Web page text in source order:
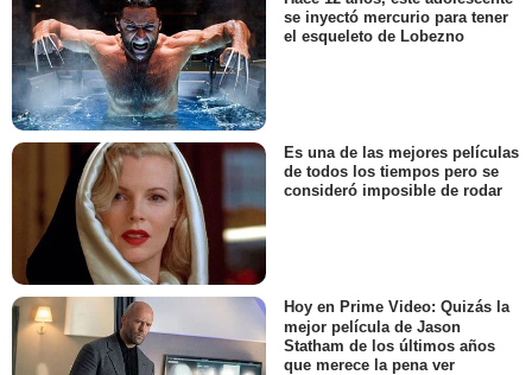
se inyectó mercurio para tener
el esqueleto de Lobezno
Es una de las mejores películas
de todos los tiempos pero se
consideró imposible de rodar
Hoy en Prime Video: Quizás la
mejor película de Jason
Statham de los últimos años
que merece la pena ver